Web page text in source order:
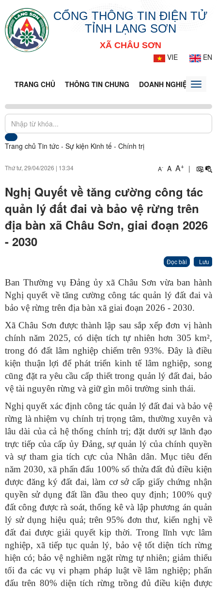
CỔNG THÔNG TIN ĐIỆN TỬ
TỈNH LẠNG SƠN
XÃ CHÂU SƠN
VIE
EN
TRANG CHỦ THÔNG TIN CHUNG DOANH NGHIỆP TIN
Toggle
Trang chủ Tin tức - Sự kiện Kinh tế - Chính trị
Thứ tư, 29/04/2026 | 13:34 A- A A+ |
Nghị Quyết về tăng cường công tác
quản lý đất đai và bảo vệ rừng trên
địa bàn xã Châu Sơn, giai đoạn 2026
- 2030
Đọc bài Lưu
Ban Thường vụ Đảng ủy xã Châu Sơn vừa ban hành
Nghị quyết về tăng cường công tác quản lý đất đai và
bảo vệ rừng trên địa bàn xã giai đoạn 2026 - 2030.
Xã Châu Sơn được thành lập sau sắp xếp đơn vị hành
chính năm 2025, có diện tích tự nhiên hơn 305 km²,
trong đó đất lâm nghiệp chiếm trên 93%. Đây là điều
kiện thuận lợi để phát triển kinh tế lâm nghiệp, song
cũng đặt ra yêu cầu cấp thiết trong quản lý đất đai, bảo
vệ tài nguyên rừng và giữ gìn môi trường sinh thái.
Nghị quyết xác định công tác quản lý đất đai và bảo vệ
rừng là nhiệm vụ chính trị trọng tâm, thường xuyên và
lâu dài của cả hệ thống chính trị; đặt dưới sự lãnh đạo
trực tiếp của cấp ủy Đảng, sự quản lý của chính quyền
và sự tham gia tích cực của Nhân dân. Mục tiêu đến
năm 2030, xã phấn đấu 100% số thửa đất đủ điều kiện
được đăng ký đất đai, làm cơ sở cấp giấy chứng nhận
quyền sử dụng đất lần đầu theo quy định; 100% quỹ
đất công được rà soát, thống kê và lập phương án quản
lý sử dụng hiệu quả; trên 95% đơn thư, kiến nghị về
đất đai được giải quyết kịp thời. Trong lĩnh vực lâm
nghiệp, xã tiếp tục quản lý, bảo vệ tốt diện tích rừng
hiện có; bảo vệ nghiêm ngặt rừng tự nhiên; giảm thiểu
tối đa các vụ vi phạm pháp luật về lâm nghiệp; phấn
đấu trên 80% diện tích rừng trồng đủ điều kiện được